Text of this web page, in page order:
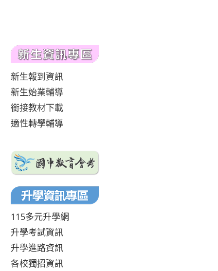
新生報到資訊
新生始業輔導
銜接教材下載
適性轉學輔導
115多元升學網
升學考試資訊
升學進路資訊
各校獨招資訊